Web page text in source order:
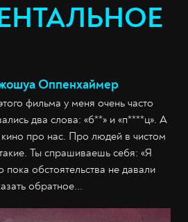
Оппенхаймер
фильма у меня очень часто
два слова: «б**» и «п****ц». А
кино про нас. Про людей в чистом
Ты спрашиваешь себя: «Я
пока обстоятельства не давали
обратное...